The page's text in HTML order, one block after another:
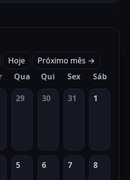
Hoje
Próximo mês →
Qua Qui Sex Sáb
29 30 31 1
5 6 7 8